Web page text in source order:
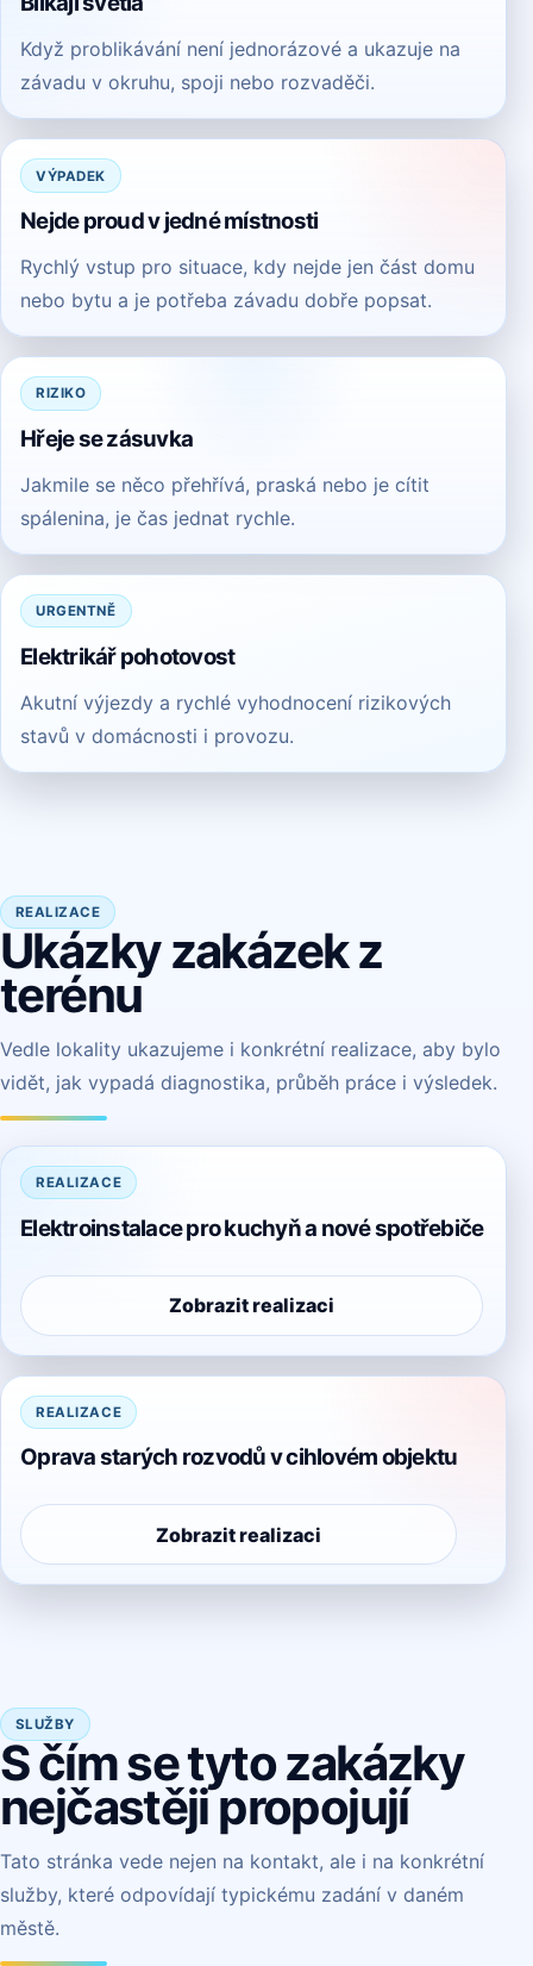
Když problikávání není jednorázové a ukazuje na
závadu v okruhu, spoji nebo rozvaděči.
VÝPADEK
Nejde proud v jedné místnosti
Rychlý vstup pro situace, kdy nejde jen část domu
nebo bytu a je potřeba závadu dobře popsat.
RIZIKO
Hřeje se zásuvka
Jakmile se něco přehřívá, praská nebo je cítit
spálenina, je čas jednat rychle.
URGENTNĚ
Elektrikář pohotovost
Akutní výjezdy a rychlé vyhodnocení rizikových
stavů v domácnosti i provozu.
REALIZACE
Ukázky zakázek z
terénu
Vedle lokality ukazujeme i konkrétní realizace, aby bylo
vidět, jak vypadá diagnostika, průběh práce i výsledek.
REALIZACE
Elektroinstalace pro kuchyň a nové spotřebiče
Zobrazit realizaci
REALIZACE
Oprava starých rozvodů v cihlovém objektu
Zobrazit realizaci
SLUŽBY
S čím se tyto zakázky
nejčastěji propojují
Tato stránka vede nejen na kontakt, ale i na konkrétní
služby, které odpovídají typickému zadání v daném
městě.